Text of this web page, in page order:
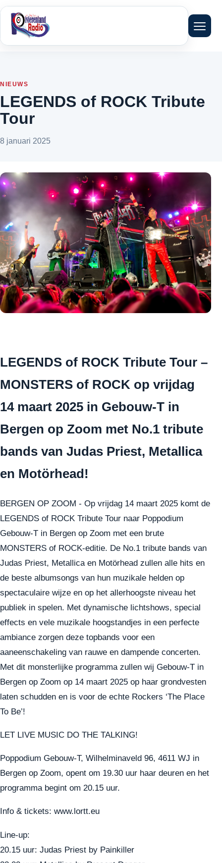
Menu
NIEUWS
LEGENDS of ROCK Tribute
Tour
8 januari 2025
LEGENDS of ROCK Tribute Tour –
MONSTERS of ROCK op vrijdag
14 maart 2025 in Gebouw-T in
Bergen op Zoom met No.1 tribute
bands van Judas Priest, Metallica
en Motörhead!
BERGEN OP ZOOM - Op vrijdag 14 maart 2025 komt de
LEGENDS of ROCK Tribute Tour naar Poppodium
Gebouw-T in Bergen op Zoom met een brute
MONSTERS of ROCK-editie. De No.1 tribute bands van
Judas Priest, Metallica en Motörhead zullen alle hits en
de beste albumsongs van hun muzikale helden op
spectaculaire wijze en op het allerhoogste niveau het
publiek in spelen. Met dynamische lichtshows, special
effects en vele muzikale hoogstandjes in een perfecte
ambiance zorgen deze topbands voor een
aaneenschakeling van rauwe en dampende concerten.
Met dit monsterlijke programma zullen wij Gebouw-T in
Bergen op Zoom op 14 maart 2025 op haar grondvesten
laten schudden en is voor de echte Rockers ‘The Place
To Be’!
LET LIVE MUSIC DO THE TALKING!
Poppodium Gebouw-T, Wilhelminaveld 96, 4611 WJ in
Bergen op Zoom, opent om 19.30 uur haar deuren en het
programma begint om 20.15 uur.
Info & tickets: www.lortt.eu
Line-up:
20.15 uur: Judas Priest by Painkiller